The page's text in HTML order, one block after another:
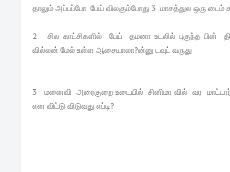
தாலும் அப்பப்போ பேய் விலகும்போது 3 மாசத்துல ஒரு
2 சில காட்சிகளில் பேய் தமனா உடலில் புகுந்த பின்
வில்லன் மேல் உள்ள ஆசையாலா?ன்னு டவுட் வருது
3 மனைவி அரைகுறை உடையில் சினிமா வில் வர
என விட்டு விடுவது எப்டி?